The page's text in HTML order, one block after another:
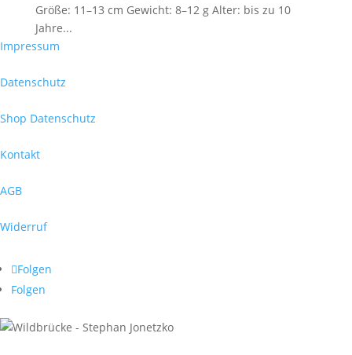
Größe: 11–13 cm Gewicht: 8–12 g Alter: bis zu 10
Jahre...
Impressum
Datenschutz
Shop Datenschutz
Kontakt
AGB
Widerruf
Folgen
Folgen